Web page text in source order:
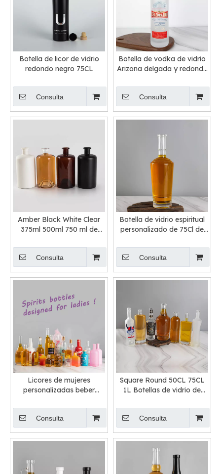
Botella de licor de vidrio
redondo negro 75CL
Consulta
Botella de vodka de vidrio
Arizona delgada y redonda
Consulta
Amber Black White Clear
375ml 500ml 750 ml de
farmacéutico
Consulta
Botella de vidrio espiritual
personalizado de 75Cl de
corcho
Consulta
Licores de mujeres
personalizadas beber
mayor
Consulta
Square Round 50CL 75CL
1L Botellas de vidrio de
Consulta